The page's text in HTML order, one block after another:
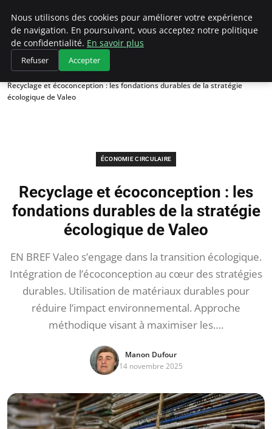
Climategatecountryclub.com
Accueil
Économie circulaire
Recyclage et écoconception : les fondations durables de la stratégie
écologique de Valeo
ÉCONOMIE CIRCULAIRE
Recyclage et écoconception : les
fondations durables de la stratégie
écologique de Valeo
EN BREF Valeo s’engage dans la transition écologique.
Intégration de l’écoconception au cœur des stratégies
durables. Utilisation de matériaux durables pour
réduire l’impact environnemental. Approche
méthodique visant à maximiser les….
Manon Dufour
14 novembre 2025
Nous utilisons des cookies pour améliorer votre expérience
de navigation. En poursuivant, vous acceptez notre politique
de confidentialité. En savoir plus
Refuser Accepter